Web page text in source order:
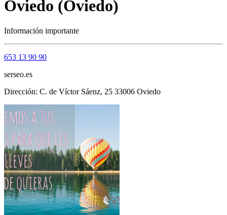
Oviedo (Oviedo)
Información importante
653 13 90 90
serseo.es
Dirección: C. de Víctor Sáenz, 25 33006 Oviedo